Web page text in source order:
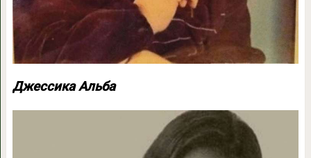
Джессика Альба